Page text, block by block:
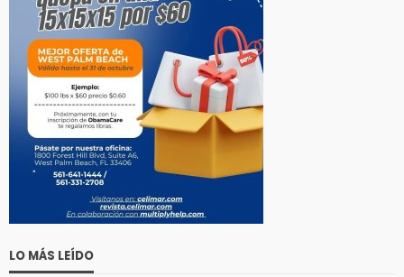
LO MÁS LEÍDO